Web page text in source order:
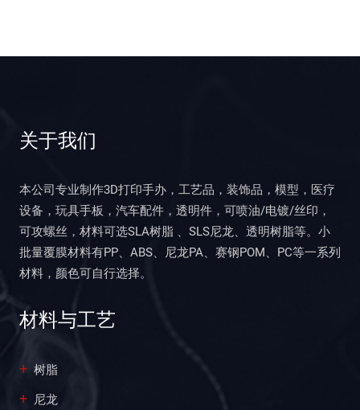
关于我们
本公司专业制作3D打印手办，工艺品，装饰品，模型，医疗
设备，玩具手板，汽车配件，透明件，可喷油/电镀/丝印，
可攻螺丝，材料可选SLA树脂 、SLS尼龙、透明树脂等。小
批量覆膜材料有PP、ABS、尼龙PA、赛钢POM、PC等一系列
材料，颜色可自行选择。
材料与工艺
树脂
尼龙